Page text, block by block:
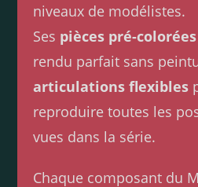
niveaux de modélistes.
Ses pièces pré-colorées
rendu parfait sans
articulations flexibles
reproduire toutes les
vues dans la série.
Chaque composant du